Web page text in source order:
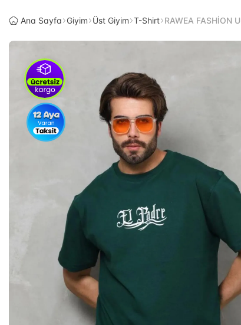
Ana Sayfa Giyim Üst Giyim T-Shirt RAWEA FASHİON